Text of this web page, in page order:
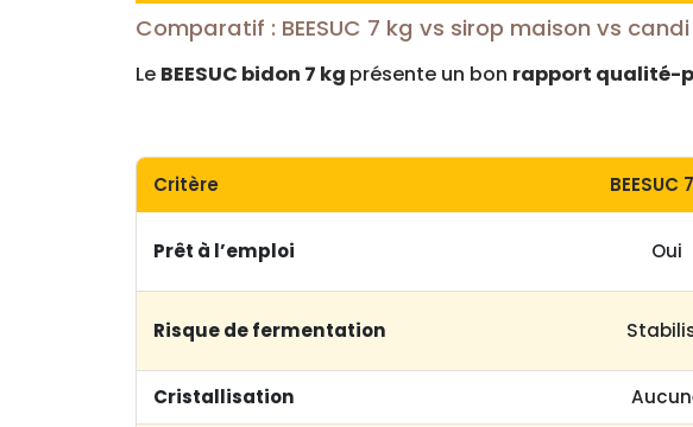
Comparatif : BEESUC 7 kg vs sirop maison vs candi
Le BEESUC bidon 7 kg présente un bon rapport qualité-
Critère BEESUC
Prêt à l’emploi Oui
Risque de fermentation
Cristallisation